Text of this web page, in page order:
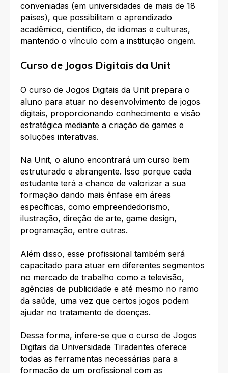
conveniadas (em universidades de mais de 18
países), que possibilitam o aprendizado
acadêmico, científico, de idiomas e culturas,
mantendo o vínculo com a instituição origem.
Curso de Jogos Digitais da Unit
O curso de Jogos Digitais da Unit prepara o
aluno para atuar no desenvolvimento de jogos
digitais, proporcionando conhecimento e visão
estratégica mediante a criação de games e
soluções interativas.
Na Unit, o aluno encontrará um curso bem
estruturado e abrangente. Isso porque cada
estudante terá a chance de valorizar a sua
formação dando mais ênfase em áreas
específicas, como empreendedorismo,
ilustração, direção de arte, game design,
programação, entre outras.
Além disso, esse profissional também será
capacitado para atuar em diferentes segmentos
no mercado de trabalho como a televisão,
agências de publicidade e até mesmo no ramo
da saúde, uma vez que certos jogos podem
ajudar no tratamento de doenças.
Dessa forma, infere-se que o curso de Jogos
Digitais da Universidade Tiradentes oferece
todas as ferramentas necessárias para a
formação de um profissional com as